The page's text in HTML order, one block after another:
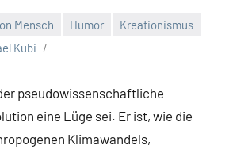
Mensch Humor
Kreationismus
Kubi
pseudowissenschaftliche
eine Lüge sei. Er ist, wie die
Klimawandels,